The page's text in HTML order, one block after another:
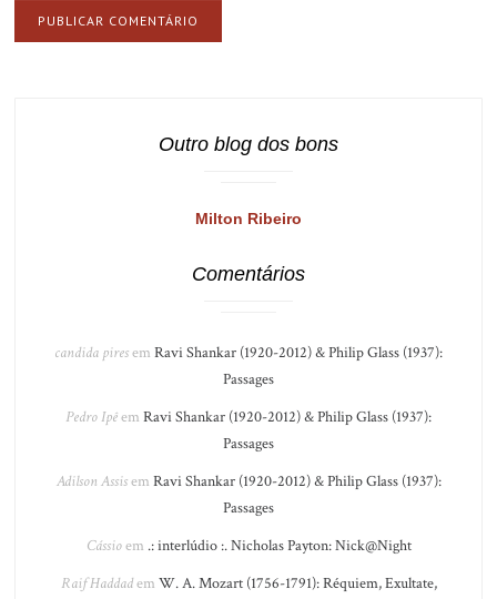
Outro blog dos bons
Milton Ribeiro
Comentários
candida piresem Ravi Shankar (1920-2012) & Philip Glass (1937):
Passages
Pedro Ipêem Ravi Shankar (1920-2012) & Philip Glass (1937):
Passages
Adilson Assisem Ravi Shankar (1920-2012) & Philip Glass (1937):
Passages
Cássioem .: interlúdio :. Nicholas Payton: Nick@Night
Raif Haddadem W. A. Mozart (1756-1791): Réquiem, Exultate,